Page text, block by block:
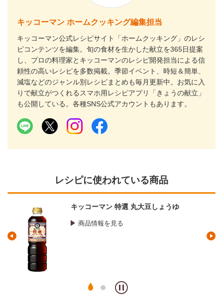
キッコーマン ホームクッキング編集担当
キッコーマン公式レシピサイト「ホームクッキング」のレシ
ピコンテンツを編集。旬の食材を生かした献立を365日提案
し、プロの料理家とキッコーマンのレシピ開発担当による信
頼性の高いレシピを多数掲載。季節イベント、時短＆簡単、
減塩などのジャンル別レシピまとめも毎月更新中。お気に入
りで献立がつくれるスマホ用レシピアプリ「きょうの献立」
も公開している。各種SNS公式アカウントもあります。
レシピに使われている商品
マンジョウ 米麹こだわり仕込み 本みりん
商品情報を見る